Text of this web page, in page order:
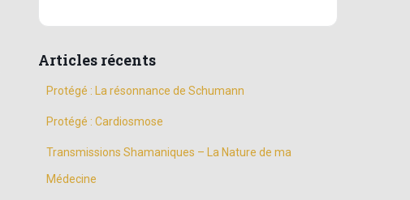
Articles récents
Protégé : La résonnance de Schumann
Protégé : Cardiosmose
Transmissions Shamaniques – La Nature de ma
Médecine